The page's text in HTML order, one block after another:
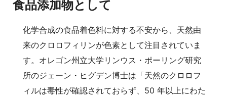
食品添加物として
化学合成の食品着色料に対する不安から、天然由
来のクロロフィリンが色素として注目されていま
す。オレゴン州立大学リンウス・ポーリング研究
所のジェーン・ヒグデン博士は「天然のクロロフ
ィルは毒性が確認されておらず、50 年以上にわた